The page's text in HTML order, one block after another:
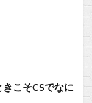
こそCSでなに